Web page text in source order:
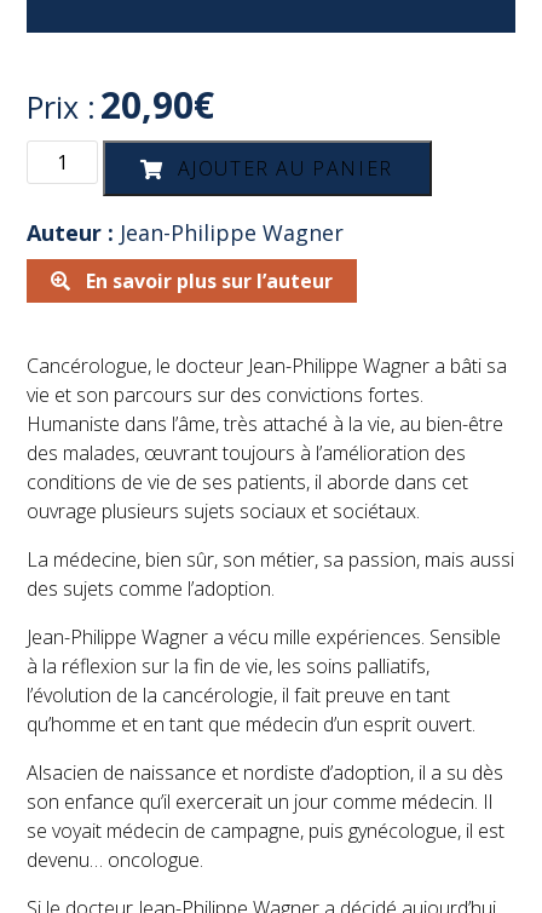
Prix : 20,90€
quantité
tribulations
d'un
cancérologue
AJOUTER AU PANIER
Auteur : Jean-Philippe Wagner
En savoir plus sur l’auteur
Cancérologue, le docteur Jean-Philippe Wagner a bâti sa
vie et son parcours sur des convictions fortes.
Humaniste dans l’âme, très attaché à la vie, au bien-être
des malades, œuvrant toujours à l’amélioration des
conditions de vie de ses patients, il aborde dans cet
ouvrage plusieurs sujets sociaux et sociétaux.
La médecine, bien sûr, son métier, sa passion, mais aussi
des sujets comme l’adoption.
Jean-Philippe Wagner a vécu mille expériences. Sensible
à la réflexion sur la fin de vie, les soins palliatifs,
l’évolution de la cancérologie, il fait preuve en tant
qu’homme et en tant que médecin d’un esprit ouvert.
Alsacien de naissance et nordiste d’adoption, il a su dès
son enfance qu’il exercerait un jour comme médecin. Il
se voyait médecin de campagne, puis gynécologue, il est
devenu… oncologue.